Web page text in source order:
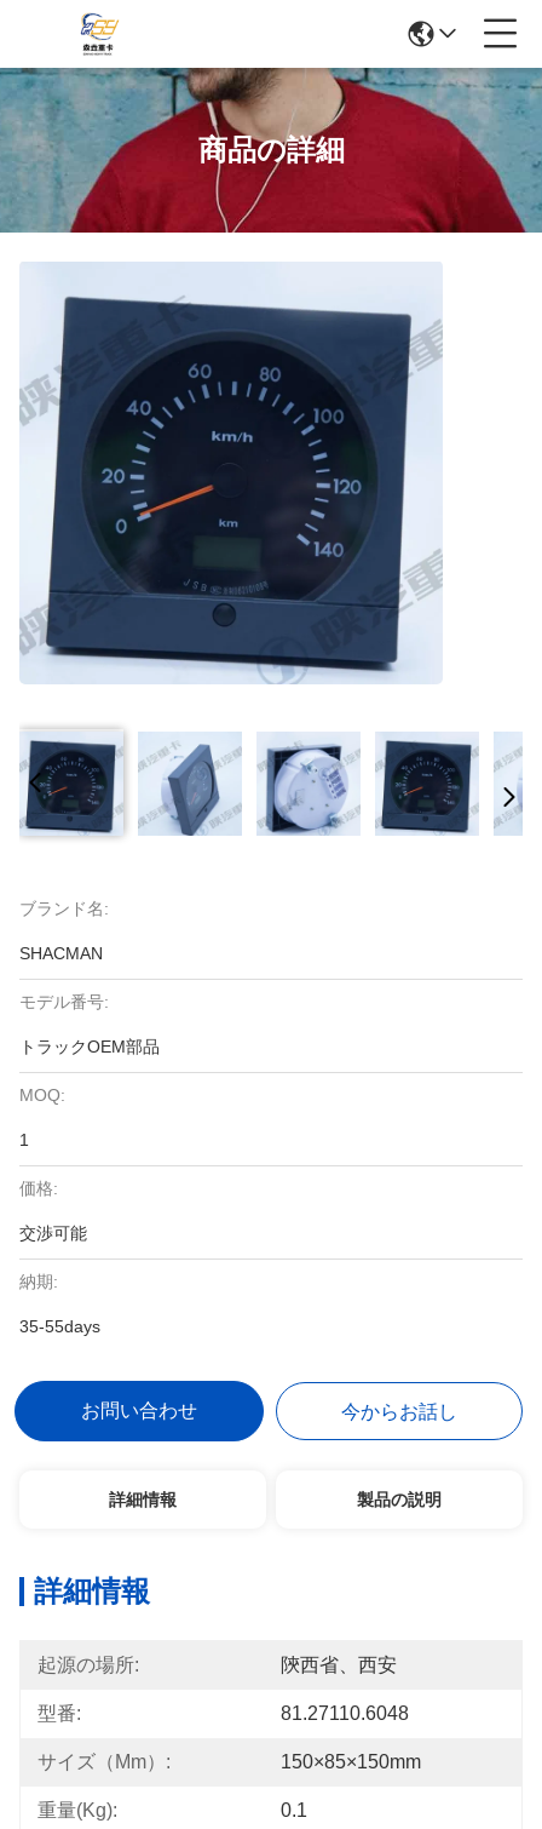
商品の詳細
ブランド名:
SHACMAN
モデル番号:
トラックOEM部品
MOQ:
1
価格:
交渉可能
納期:
35-55days
お問い合わせ 今からお話し
詳細情報 製品の説明
詳細情報
起源の場所: 陝西省、西安
型番: 81.27110.6048
サイズ（mm）: 150×85×150mm
重量(kg): 0.1